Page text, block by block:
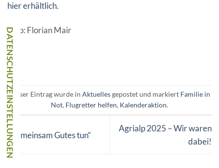
hier erhältlich.
Foto: Florian Mair
Dieser Eintrag wurde in Aktuellesgepostet und markiert Familie in
Not, Flugretter helfen, Kalenderaktion.
„Gemeinsam Gutes tun“
Agrialp 2025 – Wir waren
dabei!